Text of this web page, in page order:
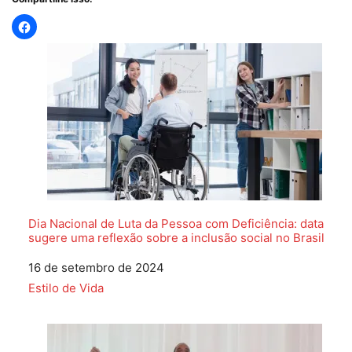
Dia Nacional de Luta da Pessoa com Deficiência: data
sugere uma reflexão sobre a inclusão social no Brasil
Data
16 de setembro de 2024
Em relação a
Estilo de Vida